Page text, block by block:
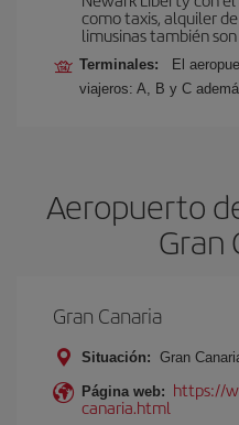
como taxis, alquiler
limusinas también
Terminales:
El
viajeros: A, B y C
Aeropuerto
Gran
Gran Canaria
Situación: Gran
Página web: https://
canaria.html